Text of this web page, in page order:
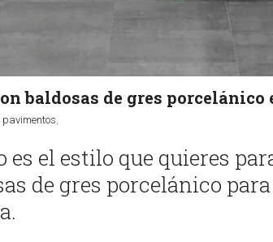
baldosas de gres
pavimentos,
es el estilo que quieres
de gres porcelánico